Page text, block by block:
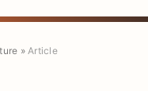
» Article